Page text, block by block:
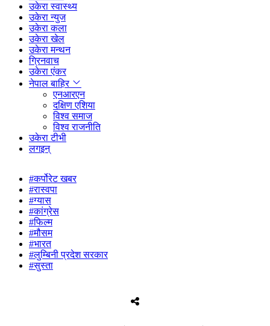
उकेरा स्वास्थ्य
उकेरा न्युज
उकेरा कला
उकेरा खेल
उकेरा मन्थन
ग्रिनवाच
उकेरा एंकर
नेपाल बाहिर
एनआरएन
दक्षिण एशिया
विश्व समाज
विश्व राजनीति
उकेरा टीभी
लगइन्
#कर्पोरेट खबर
#रास्वपा
#ग्यास
#कांग्रेस
#फिल्म
#मौसम
#भारत
#लुम्बिनी प्रदेश सरकार
#सुस्ता